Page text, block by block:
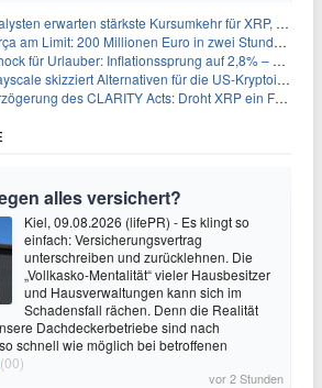
erwarten stärkste Kursumkehr für XRP, während Polymarket skeptisch bleibt
Limit: 200 Millionen Euro in zwei Stunden – warum dieser Schuldentrip hochgefährlich wird
für Urlauber: Inflationssprung auf 2,8% – Diese Preise explodieren jetzt
skizziert Alternativen für die US-Kryptoindustrie ohne CLARITY Act
des CLARITY Acts: Droht XRP ein Fall unter die $1-Marke?
alles versichert?
Kiel, 09.08.2026 (lifePR) - Es klingt so
einfach: Versicherungsvertrag
unterschreiben und zurücklehnen. Die
„Vollkasko-Mentalität“ vieler Hausbesitzer
und Hausverwaltungen kann sich im
Schadensfall rächen. Denn die Realität
Dachdeckerbetriebe sind nach
schnell wie möglich bei betroffenen
(00)
vor 2 Stunden